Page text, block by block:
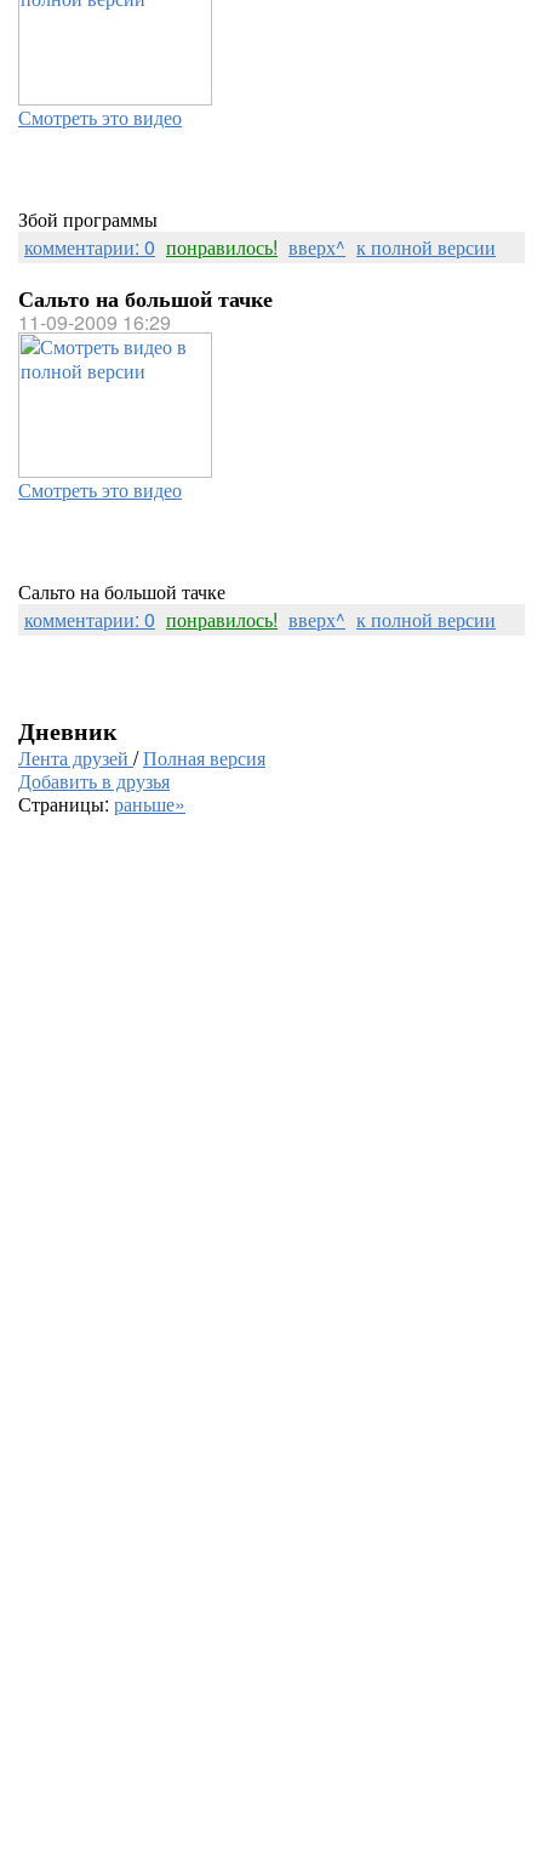
Смотреть это видео
Збой программы
комментарии: 0 понравилось! вверх^ к полной версии
Сальто на большой тачке
11-09-2009 16:29
Смотреть это видео
Сальто на большой тачке
комментарии: 0 понравилось! вверх^ к полной версии
Дневник
Лента друзей /Полная версия
Добавить в друзья
Страницы: раньше»